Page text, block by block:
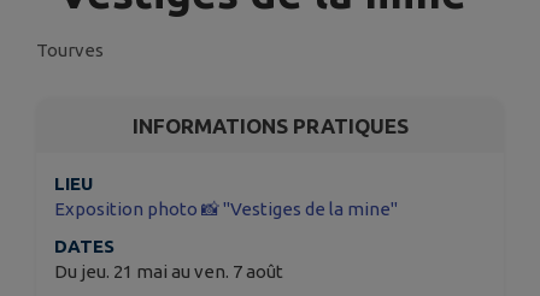
Tourves
INFORMATIONS PRATIQUES
LIEU
Exposition photo 📸 "Vestiges de la mine"
DATES
Du jeu. 21 mai au ven. 7 août